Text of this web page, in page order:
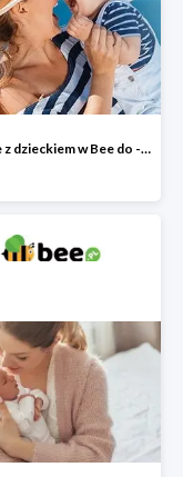
Wakacje z dzieckiem w Bee do -30%